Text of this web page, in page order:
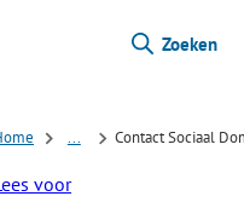
Zoeken
Contact Sociaal
voor